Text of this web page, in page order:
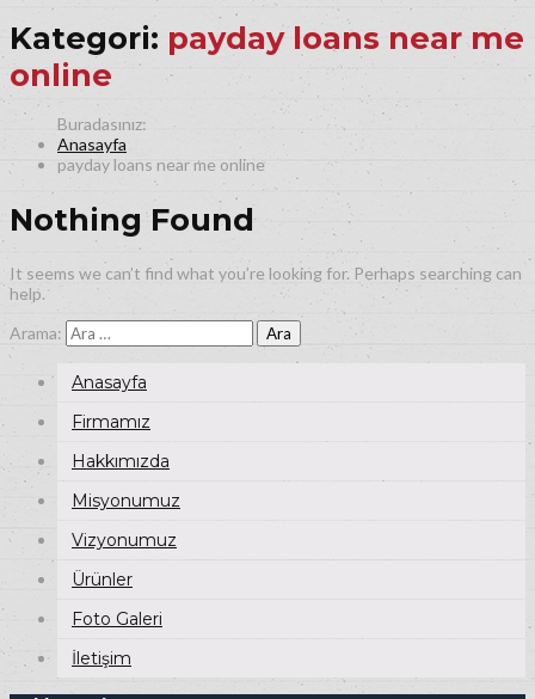
Kategori: payday loans near me
online
Anasayfa
payday loans near me online
Nothing Found
It seems we can’t find what you’re looking for. Perhaps searching can
help.
Arama:
Anasayfa
Firmamız
Hakkımızda
Misyonumuz
Vizyonumuz
Ürünler
Foto Galeri
İletişim